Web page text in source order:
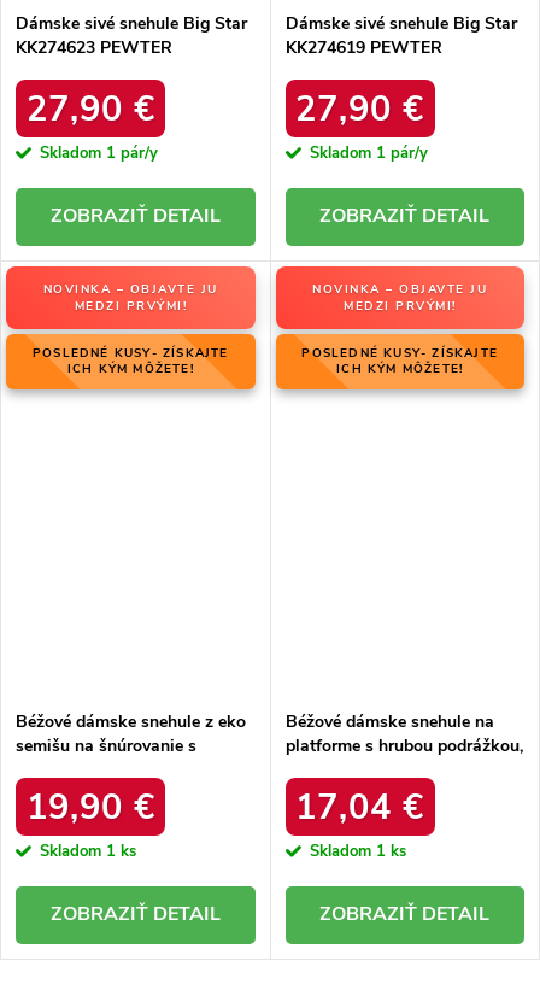
Dámske sivé snehule Big Star
KK274623 PEWTER
27,90 €
Skladom 1 pár/y
DETAIL
Dámske sivé snehule Big Star
KK274619 PEWTER
27,90 €
Skladom 1 pár/y
DETAIL
NOVINKA – OBJAVTE JU
MEDZI PRVÝMI!
POSLEDNÉ KUSY- ZÍSKAJTE
ICH KÝM MÔŽETE!
Béžové dámske snehule z eko
semišu na šnúrovanie s
produktu C3016 BEIGE
19,90 €
Skladom 1 ks
DETAIL
NOVINKA – OBJAVTE JU
MEDZI PRVÝMI!
POSLEDNÉ KUSY- ZÍSKAJTE
ICH KÝM MÔŽETE!
Béžové dámske snehule na
platforme s hrubou podrážkou,
925 KHAKI
17,04 €
Skladom 1 ks
DETAIL